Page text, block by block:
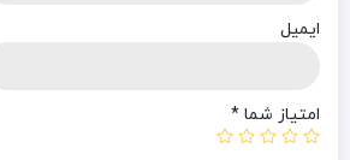
ایمیل
امتیاز شما *